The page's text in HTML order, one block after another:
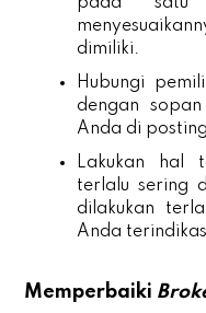
dimiliki.
Hubungi
dengan
Anda di
Lakukan hal
terlalu sering
dilakukan
Anda
Memperbaiki